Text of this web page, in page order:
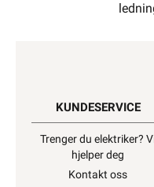
KUNDESERVICE
Trenger du elektriker?
hjelper deg
Kontakt oss